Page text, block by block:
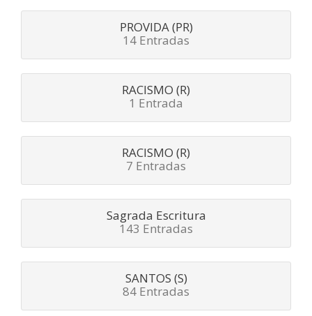
PROVIDA (PR)
14 Entradas
RACISMO (R)
1 Entrada
RACISMO (R)
7 Entradas
Sagrada Escritura
143 Entradas
SANTOS (S)
84 Entradas